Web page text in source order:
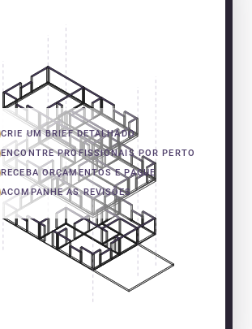
CRIE UM BRIEF DETALHADO
ENCONTRE PROFISSIONAIS POR PERTO
RECEBA ORÇAMENTOS E PAGUE
ACOMPANHE AS REVISÕES